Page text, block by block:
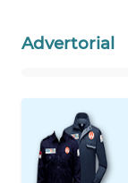
Advertorial
SPORT
UMKM
WAHANA
SELEB